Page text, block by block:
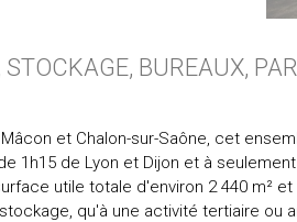
BUREAUX,
et Chalon-sur-Saône, cet
1h15 de Lyon et Dijon et à
utile totale d'environ 2 440 m²
qu'à une activité tertiaire ou